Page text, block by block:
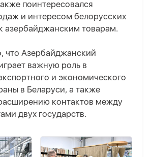
поинтересовался
и интересом белорусских
азербайджанским товарам.
что Азербайджанский
важную роль в
и экономического
в Беларуси, а также
контактов между
двух государств.